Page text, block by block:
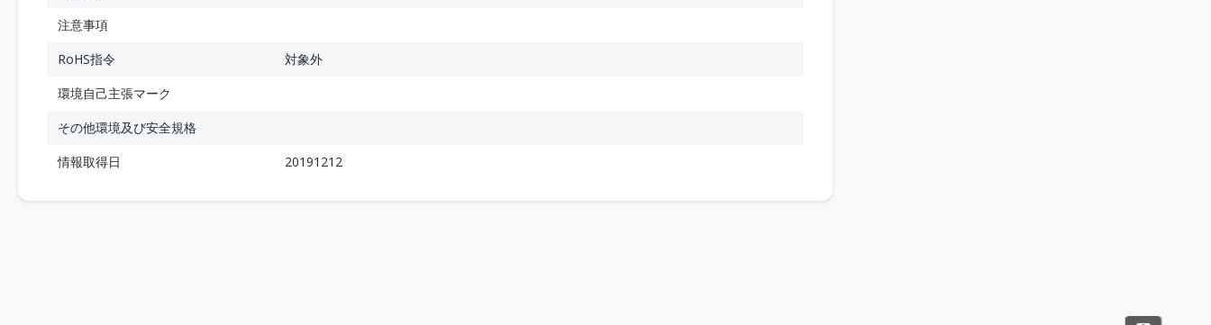
注意事項
RoHS指令
対象外
環境自己主張マーク
その他環境及び安全規格
情報取得日
20191212